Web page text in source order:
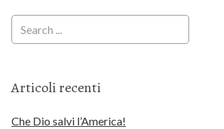
Articoli recenti
Che Dio salvi l’America!